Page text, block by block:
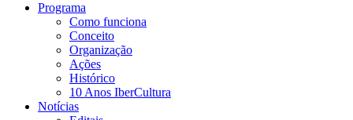
Programa
Como funciona
Conceito
Organização
Ações
Histórico
10 Anos IberCultura
Notícias